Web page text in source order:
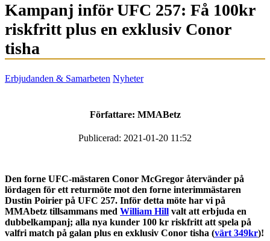
Kampanj inför UFC 257: Få 100kr
riskfritt plus en exklusiv Conor
tisha
Erbjudanden & Samarbeten Nyheter
Författare: MMABetz
Publicerad: 2021-01-20 11:52
Den forne UFC-mästaren Conor McGregor återvänder på
lördagen för ett returmöte mot den forne interimmästaren
Dustin Poirier på UFC 257. Inför detta möte har vi på
MMAbetz tillsammans med William Hill valt att erbjuda en
dubbelkampanj; alla nya kunder 100 kr riskfritt att spela på
valfri match på galan plus en exklusiv Conor tisha (värt 349kr)!